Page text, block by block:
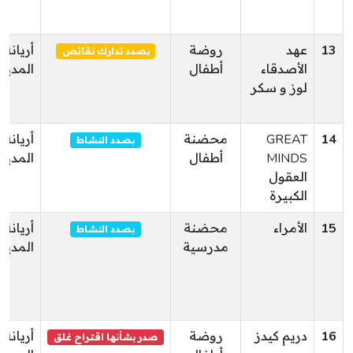
13
عهد
الأصدقاء
لوز و سكر
روضة
أطفال
بصدد تدارك نقائص
أريانة
14
GREAT
MINDS
العقول
الكبيرة
محضنة
أطفال
بصدد النشاط
أريانة
15 الأمراء
محضنة
مدرسية
بصدد النشاط
أريانة
16 دريم كيدز
روضة
صدر بشأنها اقتراح غلق
أريانة